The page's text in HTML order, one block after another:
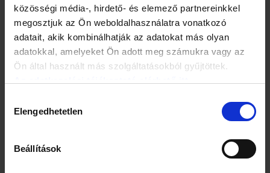
közösségi média-, hirdető- és elemező partnereinkkel
megosztjuk az Ön weboldalhasználatra vonatkozó
adatait, akik kombinálhatják az adatokat más olyan
adatokkal, amelyeket Ön adott meg számukra vagy az
Ön által használt más szolgáltatásokból gyűjtöttek.
kiválasztása
Elengedhetetlen
Beállítások
IZÜLETVÉDŐ, PORCERŐSÍTŐ